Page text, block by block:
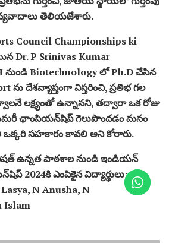
తెలియజేశారు.
Council Championships ki
Dr. P Srinivas Kumar
Biotechnology లో Ph.D చేసిన
ను దేశవ్యాప్తంగా విస్తరించి, ప్రతిభ గల
లక్ష్యంతో ఉన్నానని, తద్వారా ఒక రోజు
ఛాంపియన్‌షిప్ గెలుపొందడం మనం
సహకారం కావలి అని కోరారు.
ఉన్నత పాఠశాల నుండి ఇండియన్
2024కి ఎంపికైన విద్యార్థులు:
N Anusha, N
Islam